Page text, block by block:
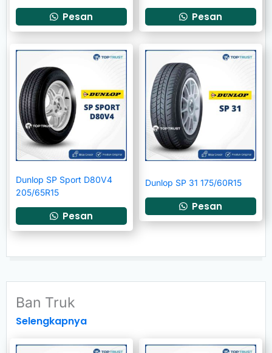
Pesan Pesan
Dunlop SP Sport D80V4
205/65R15
Pesan
Dunlop SP 31 175/60R15
Pesan
Ban Truk
Selengkapnya